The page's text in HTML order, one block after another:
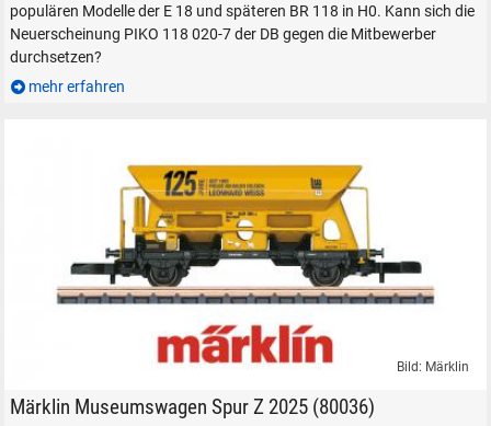
populären Modelle der E 18 und späteren BR 118 in H0. Kann sich die
Neuerscheinung PIKO 118 020-7 der DB gegen die Mitbewerber
durchsetzen?
mehr erfahren
Märklin Spur Z - Museumswagen 2025 (80036) Leonhard Weiss
Bild: Märklin
Märklin Museumswagen Spur Z 2025 (80036)